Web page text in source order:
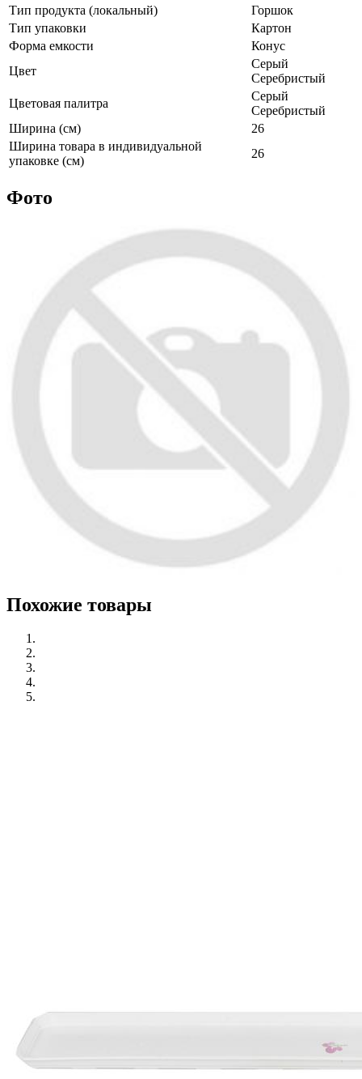
Тип продукта (локальный)
Горшок
Тип упаковки
Картон
Форма емкости
Конус
Цвет
Серый
Серебристый
Цветовая палитра
Серый
Серебристый
Ширина (см)
26
Ширина товара в индивидуальной
упаковке (см)
26
Фото
Похожие товары